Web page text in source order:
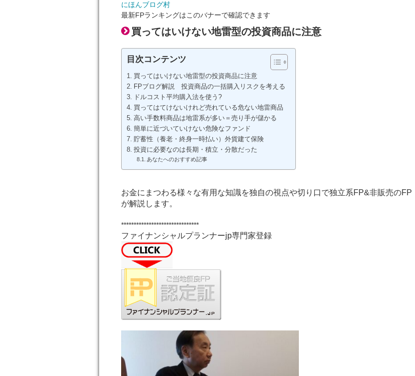
にほんブログ村
最新FPランキングはこのバナーで確認できます
買ってはいけない地雷型の投資商品に注意
目次コンテンツ
買ってはいけない地雷型の投資商品に注意
FPブログ解説 投資商品の一括購入リスクを考える
ドルコスト平均購入法を使う?
買ってはてけないけれど売れている危ない地雷商品
高い手数料商品は地雷系が多い＝売り手が儲かる
簡単に近づいていけない危険なファンド
貯蓄性（養老・終身一時払い）外貨建て保険
投資に必要なのは長期・積立・分散だった
あなたへのおすすめ記事
お金にまつわる様々な有用な知識を独自の視点や切り口で独立系FP&非販売のFP
が解説します。
*******************************
ファイナンシャルプランナーjp専門家登録